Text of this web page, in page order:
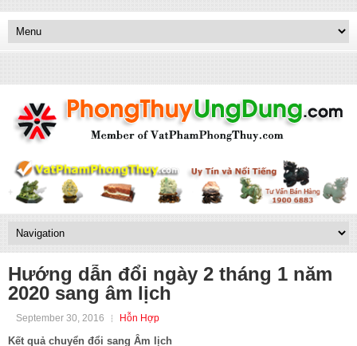
Hướng dẫn đổi ngày 2 tháng 1 năm
2020 sang âm lịch
September 30, 2016 Hỗn Hợp
Kết quả chuyển đổi sang Âm lịch